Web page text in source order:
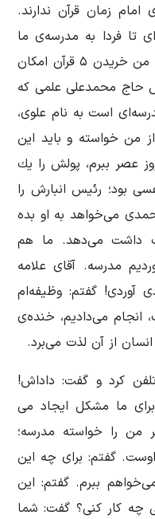
زمان قرآن ندارند.
تا فردا به مدرسه‌ی ما
برسان. باور كنید در آن شرایط برای من خریدن ۵ قرآن امكان
حاج محمدعلی علمی كه
است به نام علوی،
است که ۱۰۰ قرآن‌ ‌از من خواسته و باید این
عصر ببرم، پولش را یك
بود؛ رئیس انبارش را
می‌خواهد به او بده
داشت می‌دهد. ما هم
مدرسه. آقای علامه
گفتم: وظیفه‌ام
انجام می‌دادیم، خنده‌ی
از آن لذت می‌برد.
كرد و گفت: داداش!
ما مشكل ایجاد می
را خواسته مدرسه؛
گفتم: برای چه این
ببرم. گفتم: این
چه كار كنی؟ گفت: شما